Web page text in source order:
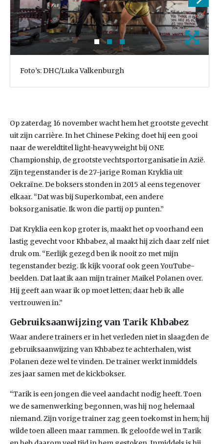
Foto’s: DHC/Luka Valkenburgh
Op zaterdag 16 november wacht hem het grootste gevecht
uit zijn carrière. In het Chinese Peking doet hij een gooi
naar de wereldtitel light-heavyweight bij ONE
Championship, de grootste vechtsportorganisatie in Azië.
Zijn tegenstander is de 27-jarige Roman Kryklia uit
Oekraïne. De boksers stonden in 2015 al eens tegenover
elkaar. “Dat was bij Superkombat, een andere
boksorganisatie. Ik won die partij op punten.”
Dat Kryklia een kop groter is, maakt het op voorhand een
lastig gevecht voor Khbabez, al maakt hij zich daar zelf niet
druk om. “Eerlijk gezegd ben ik nooit zo met mijn
tegenstander bezig. Ik kijk vooraf ook geen YouTube-
beelden. Dat laat ik aan mijn trainer Maikel Polanen over.
Hij geeft aan waar ik op moet letten; daar heb ik alle
vertrouwen in.”
Gebruiksaanwijzing van Tarik Khbabez
Waar andere trainers er in het verleden niet in slaagden de
gebruiksaanwijzing van Khbabez te achterhalen, wist
Polanen deze wel te vinden. De trainer werkt inmiddels
zes jaar samen met de kickbokser.
“Tarik is een jongen die veel aandacht nodig heeft. Toen
we de samenwerking begonnen, was hij nog helemaal
niemand. Zijn vorige trainer zag geen toekomst in hem; hij
wilde toen alleen maar rammen. Ik geloofde wel in Tarik